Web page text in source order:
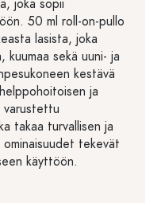
joka sopii
50 ml roll-on-pullo
lasista, joka
kuumaa sekä uuni- ja
kestävä
ja
varustettu
takaa turvallisen ja
tekevät
käyttöön.